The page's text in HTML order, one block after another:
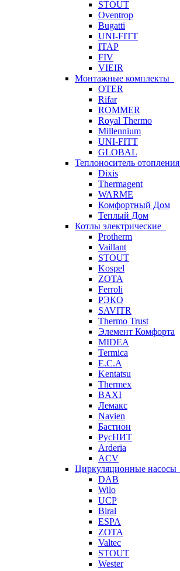
STOUT
Oventrop
Bugatti
UNI-FITT
ITAP
FIV
VIEIR
Монтажные комплекты
OTER
Rifar
ROMMER
Royal Thermo
Millennium
UNI-FITT
GLOBAL
Теплоноситель отопления
Dixis
Thermagent
WARME
Комфортный Дом
Теплый Дом
Котлы электрические
Protherm
Vaillant
STOUT
Kospel
ZOTA
Ferroli
РЭКО
SAVITR
Thermo Trust
Элемент Комфорта
MIDEA
Termica
E.C.A
Kentatsu
Thermex
BAXI
Лемакс
Navien
Бастион
РусНИТ
Arderia
ACV
Циркуляционные насосы
DAB
Wilo
UCP
Biral
ESPA
ZOTA
Valtec
STOUT
Wester